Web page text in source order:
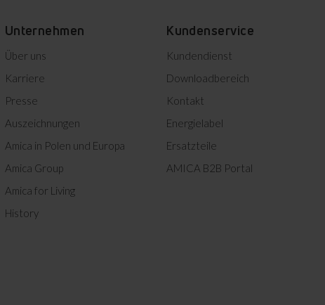
Unternehmen
Über uns
Karriere
Presse
Auszeichnungen
Amica in Polen und Europa
Amica Group
Amica for Living
History
Kundenservice
Kundendienst
Downloadbereich
Kontakt
Energielabel
Ersatzteile
AMICA B2B Portal